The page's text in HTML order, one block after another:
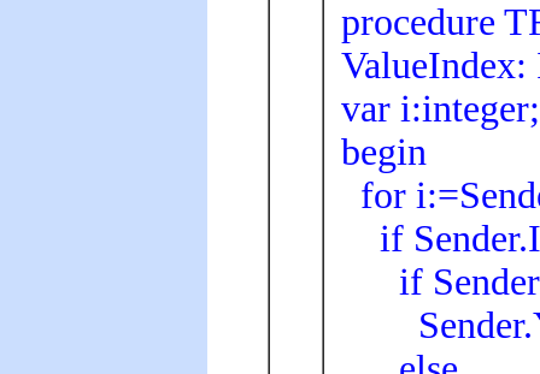
procedure
ValueIndex:
var i:integer;
begin
for
if
if